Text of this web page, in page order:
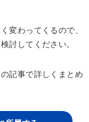
変わってくるので、
討してください。
記事で詳しくまとめ